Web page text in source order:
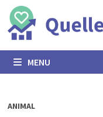
Passer
au
contenu
MENU
ANIMAL